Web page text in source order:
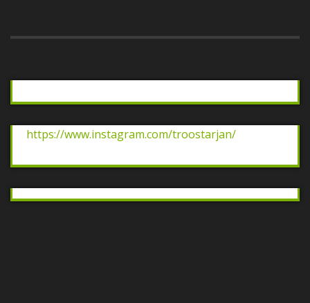
https://www.instagram.com/troostarjan/